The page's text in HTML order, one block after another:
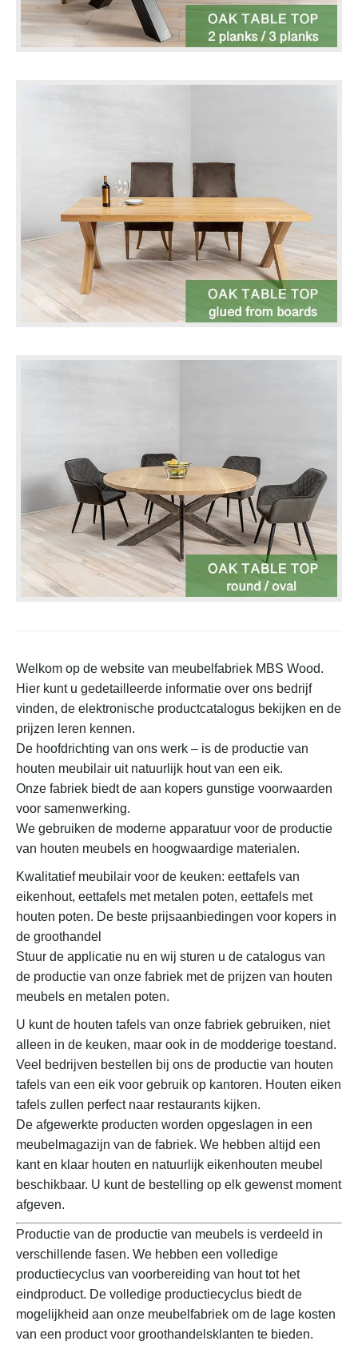
Welkom op de website van meubelfabriek MBS Wood.
Hier kunt u gedetailleerde informatie over ons bedrijf
vinden, de elektronische productcatalogus bekijken en de
prijzen leren kennen.
De hoofdrichting van ons werk – is de productie van
houten meubilair uit natuurlijk hout van een eik.
Onze fabriek biedt de aan kopers gunstige voorwaarden
voor samenwerking.
We gebruiken de moderne apparatuur voor de productie
van houten meubels en hoogwaardige materialen.
Kwalitatief meubilair voor de keuken: eettafels van
eikenhout, eettafels met metalen poten, eettafels met
houten poten. De beste prijsaanbiedingen voor kopers in
de groothandel
Stuur de applicatie nu en wij sturen u de catalogus van
de productie van onze fabriek met de prijzen van houten
meubels en metalen poten.
U kunt de houten tafels van onze fabriek gebruiken, niet
alleen in de keuken, maar ook in de modderige toestand.
Veel bedrijven bestellen bij ons de productie van houten
tafels van een eik voor gebruik op kantoren. Houten eiken
tafels zullen perfect naar restaurants kijken.
De afgewerkte producten worden opgeslagen in een
meubelmagazijn van de fabriek. We hebben altijd een
kant en klaar houten en natuurlijk eikenhouten meubel
beschikbaar. U kunt de bestelling op elk gewenst moment
afgeven.
Productie van de productie van meubels is verdeeld in
verschillende fasen. We hebben een volledige
productiecyclus van voorbereiding van hout tot het
eindproduct. De volledige productiecyclus biedt de
mogelijkheid aan onze meubelfabriek om de lage kosten
van een product voor groothandelsklanten te bieden.